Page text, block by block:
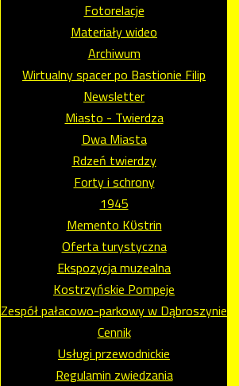
Fotorelacje
Materiały wideo
Archiwum
Wirtualny spacer po Bastionie Filip
Newsletter
Miasto - Twierdza
Dwa Miasta
Rdzeń twierdzy
Forty i schrony
1945
Memento Kϋstrin
Oferta turystyczna
Ekspozycja muzealna
Kostrzyńskie Pompeje
Zespół pałacowo-parkowy w Dąbroszynie
Cennik
Usługi przewodnickie
Regulamin zwiedzania